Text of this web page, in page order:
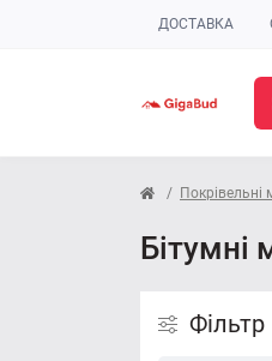
ДОСТАВКА
Покрівельні
Бітумні
Фільтр